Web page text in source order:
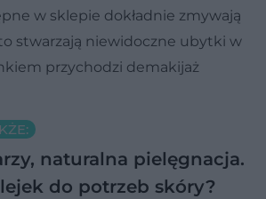
w sklepie dokładnie zmywają
stwarzają niewidoczne ubytki w
przychodzi demakijaż
naturalna pielęgnacja.
do potrzeb skóry?